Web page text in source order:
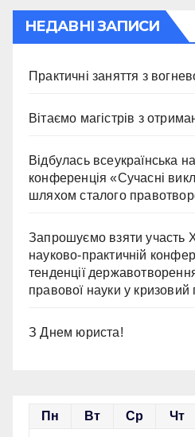
НЕДАВНІ ЗАПИСИ
Практичні заняття з
Вітаємо магістрів з
Відбулась всеукраїнська
конференція «Сучасні
шляхом сталого
Запрошуємо взяти участь
науково-практичній
тенденції
правової науки у кризовий
З Днем юриста!
Пн Вт Ср Чт